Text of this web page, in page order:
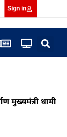
Sign in
मुख्यमंत्री धामी